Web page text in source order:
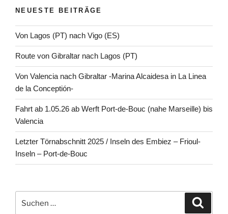
NEUESTE BEITRÄGE
Von Lagos (PT) nach Vigo (ES)
Route von Gibraltar nach Lagos (PT)
Von Valencia nach Gibraltar -Marina Alcaidesa in La Linea
de la Conceptión-
Fahrt ab 1.05.26 ab Werft Port-de-Bouc (nahe Marseille) bis
Valencia
Letzter Törnabschnitt 2025 / Inseln des Embiez – Frioul-
Inseln – Port-de-Bouc
nach: